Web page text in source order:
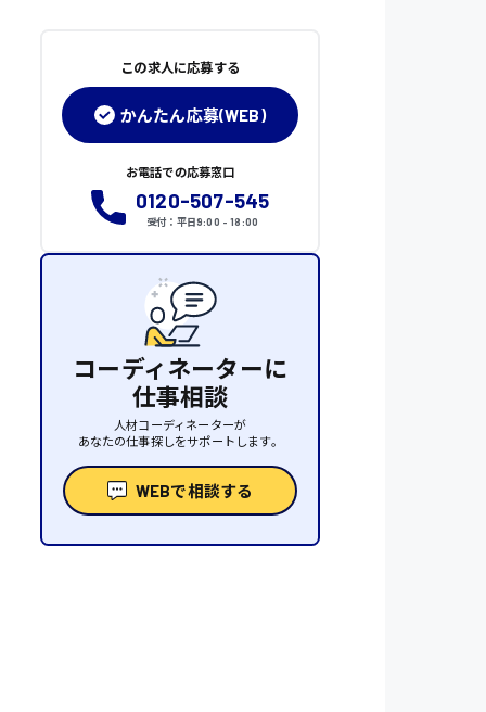
この求人に応募する
かんたん応募(WEB)
お電話での応募窓口
0120-507-545
受付：平日9:00 - 18:00
コーディネーターに
仕事相談
人材コーディネーターが
あなたの仕事探しをサポートします。
WEBで相談する